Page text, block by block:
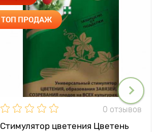
ТОП ПРОДАЖ
0 отзывов
Стимулятор цветения Цветень